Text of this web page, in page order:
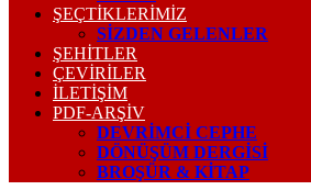
ŞEÇTİKLERİMİZ
SİZDEN GELENLER
ŞEHİTLER
ÇEVİRİLER
İLETİŞİM
PDF-ARŞIV
DEVRIMCI CEPHE
DÖNÜŞÜM DERGISI
BROŞÜR & KİTAP